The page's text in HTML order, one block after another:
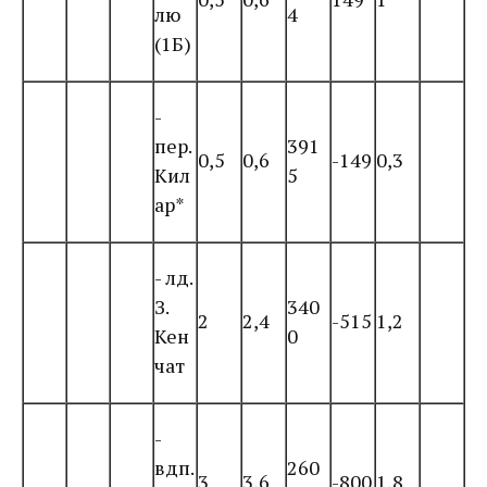
лю
(1Б)
4
-
пер.
Кил
ар*
0,5 0,6
391
5
-149 0,3
- лд.
З.
Кен
чат
2 2,4
340
0
-515 1,2
-
вдп.
3 3,6
260
-800 1,8